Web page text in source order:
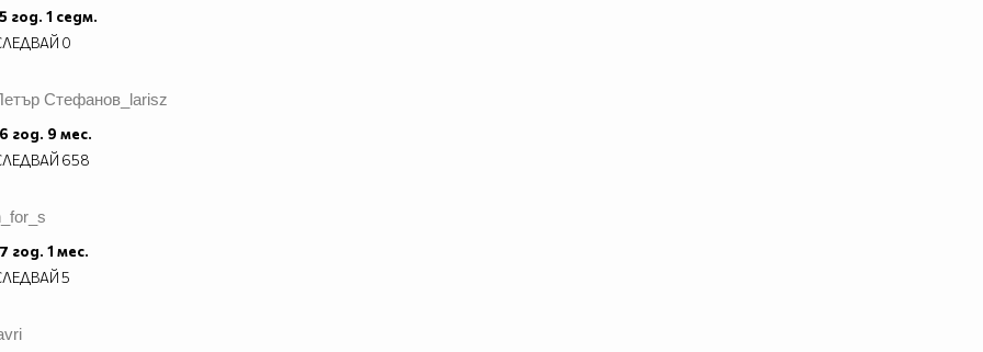
год. 1 седм.
0
Стефанов_larisz
год. 9 мес.
658
год. 1 мес.
5